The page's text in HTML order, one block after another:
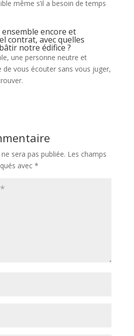
même s’il a besoin de temps
encore et
contrat, avec quelles
notre édifice ?
une personne neutre et
de vous écouter sans vous juger,
sera pas publiée. Les champs
avec *